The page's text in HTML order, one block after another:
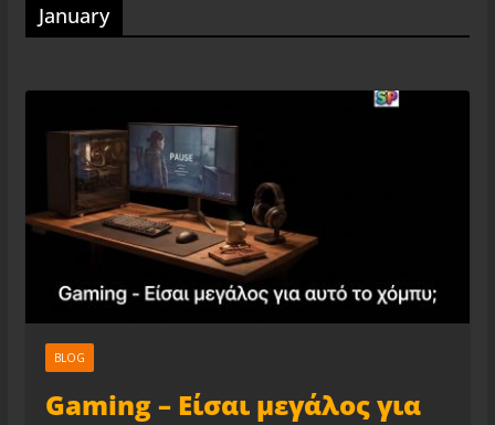
January
BLOG
Gaming – Είσαι μεγάλος για